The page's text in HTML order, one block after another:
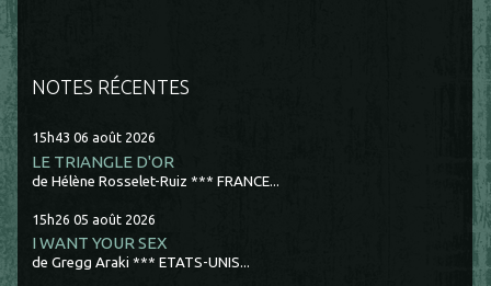
NOTES RÉCENTES
15h43 06 août 2026
LE TRIANGLE D'OR
de Hélène Rosselet-Ruiz *** FRANCE...
15h26 05 août 2026
I WANT YOUR SEX
de Gregg Araki *** ETATS-UNIS...